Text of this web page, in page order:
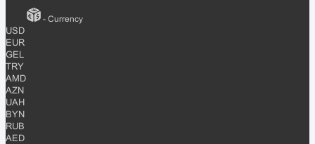
- Currency
USD
EUR
GEL
TRY
AMD
AZN
UAH
BYN
RUB
AED